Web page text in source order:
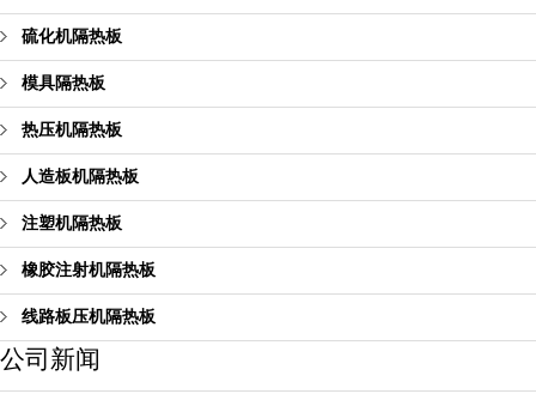
硫化机隔热板
模具隔热板
热压机隔热板
人造板机隔热板
注塑机隔热板
橡胶注射机隔热板
线路板压机隔热板
公司新闻